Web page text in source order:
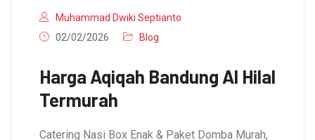
Muhammad Dwiki Septianto
02/02/2026
Blog
Harga Aqiqah Bandung Al Hilal
Termurah
Catering Nasi Box Enak & Paket Domba Murah,